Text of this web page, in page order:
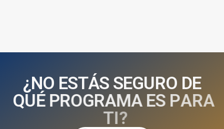
¿NO ESTÁS SEGURO DE
QUÉ PROGRAMA ES PARA
TI?